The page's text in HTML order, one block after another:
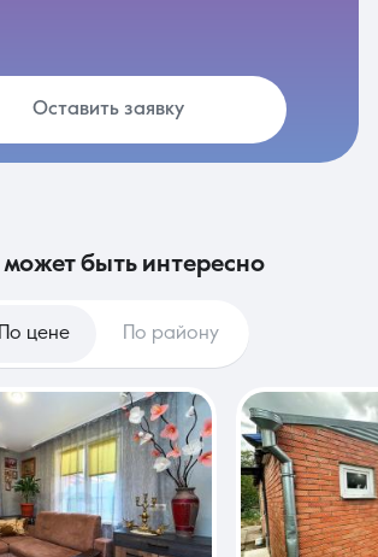
Оставить заявку
может быть интересно
По цене По району